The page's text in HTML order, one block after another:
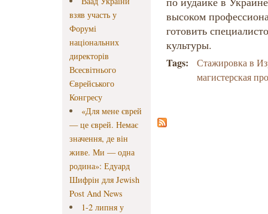
взяв участь у
Форумі
національних
директорів
Всесвітнього
Єврейського
Конгресу
«Для мене єврей
— це єврей. Немає
значення, де він
живе. Ми — одна
родина»: Едуард
Шифрін для Jewish
Post And News
1-2 липня у
высоком
готовить
культуры.
Tags:
Стажировка в
магистерская